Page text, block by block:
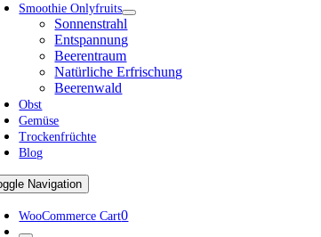
Smoothie Onlyfruits
Sonnenstrahl
Entspannung
Beerentraum
Natürliche Erfrischung
Beerenwald
Obst
Gemüse
Trockenfrüchte
Blog
Navigation
WooCommerce Cart0